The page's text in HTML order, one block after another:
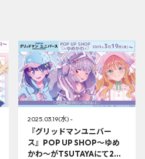
2025.03.19(水) -
『グリッドマンユニバー
ス』POP UP SHOP～ゆめ
かわ～がTSUTAYAにて202